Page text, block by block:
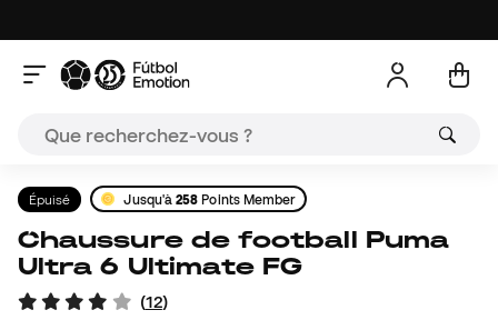
Épuisé Jusqu'à258 Points Member
Chaussure de football Puma
Ultra 6 Ultimate FG
(12)